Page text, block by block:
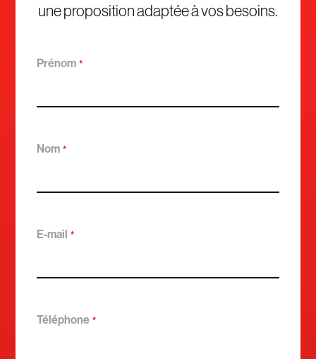
une proposition adaptée à vos besoins.
Prénom *
Nom *
E-mail *
Téléphone *